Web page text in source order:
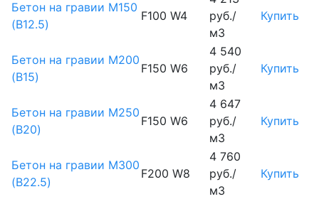
Бетон на гравии М150
(B12.5)
F100 W4
руб./
м3
Купить
Бетон на гравии М200
(B15)
F150 W6
4 540
руб./
м3
Купить
Бетон на гравии М250
(B20)
F150 W6
4 647
руб./
м3
Купить
Бетон на гравии М300
(B22.5)
F200 W8
4 760
руб./
м3
Купить